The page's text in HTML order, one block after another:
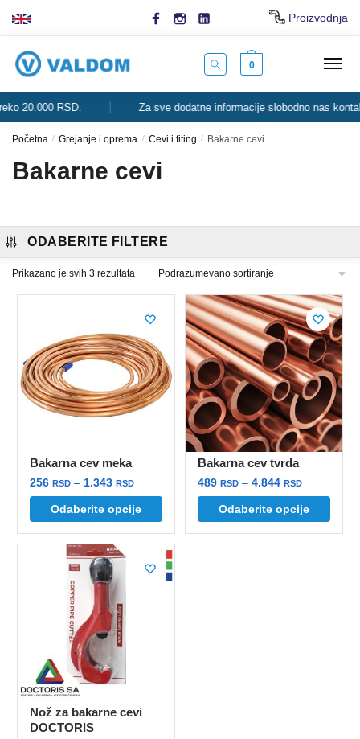
Proizvodnja
0
20.000 RSD. Za sve dodatne informacije slobodno nas
Početna / Grejanje i oprema / Cevi i fiting / Bakarne cevi
Bakarne cevi
ODABERITE FILTERE
Prikazano je svih 3 rezultata
Bakarna cev meka
256RSD – 1.343RSDRaspon
cena:
od
256 rsd
1.343 rsd
Odaberite opcije
Ovaj
ima
varijanti.
izabrane
na
proizvoda.
Bakarna cev tvrda
489RSD – 4.844RSDRaspon
cena:
od
489 rsd
Odaberite opcije
Ovaj
Nož za bakarne cevi
DOCTORIS